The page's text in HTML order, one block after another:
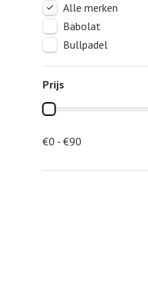
Alle merken
Babolat
Bullpadel
Prijs
€0 - €90